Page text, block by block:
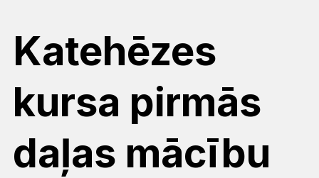
Katehēzes
kursa pirmās
daļas mācību